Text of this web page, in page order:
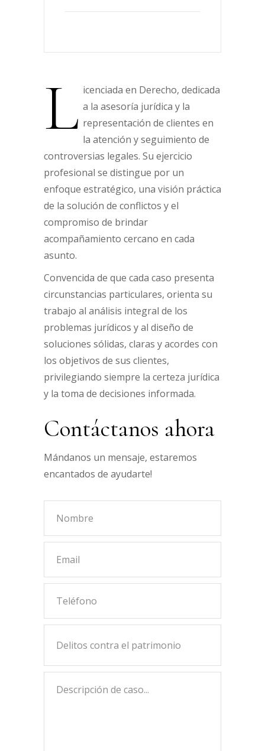
L icenciada en Derecho, dedicada
a la asesoría jurídica y la
representación de clientes en
la atención y seguimiento de
controversias legales. Su ejercicio
profesional se distingue por un
enfoque estratégico, una visión práctica
de la solución de conflictos y el
compromiso de brindar
acompañamiento cercano en cada
asunto.
Convencida de que cada caso presenta
circunstancias particulares, orienta su
trabajo al análisis integral de los
problemas jurídicos y al diseño de
soluciones sólidas, claras y acordes con
los objetivos de sus clientes,
privilegiando siempre la certeza jurídica
y la toma de decisiones informada.
Contáctanos ahora
Mándanos un mensaje, estaremos
encantados de ayudarte!